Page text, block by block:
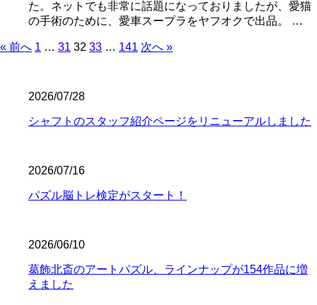
た。ネットでも非常に話題になっておりましたが、愛猫
の手術のために、愛車スープラをヤフオクで出品。 …
« 前へ 1 … 31 32 33 … 141 次へ »
2026/07/28
シャフトのスタッフ紹介ページをリニューアルしました
2026/07/16
パズル脳トレ検定がスタート！
2026/06/10
葛飾北斎のアートパズル、ラインナップが154作品に増
えました